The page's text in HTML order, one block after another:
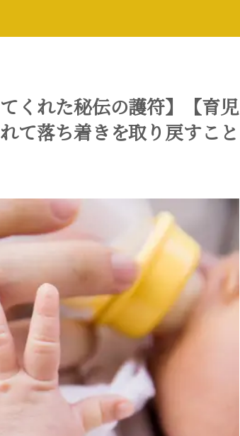
くれた秘伝の護符】【育児
て落ち着きを取り戻すこと